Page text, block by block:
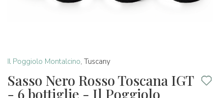
Il Poggiolo Montalcino, Tuscany
Sasso Nero Rosso Toscana IGT
- 6 bottiglie - Il Poggiolo